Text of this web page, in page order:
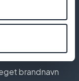
brandnavn